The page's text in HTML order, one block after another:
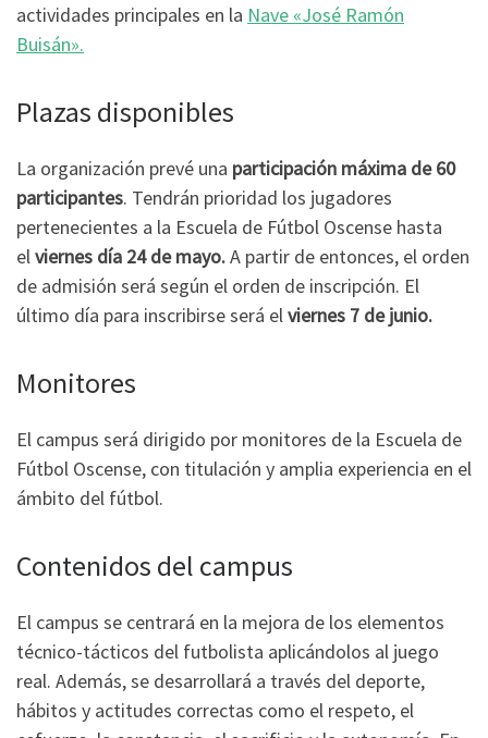
actividades principales en la Nave «José Ramón
Buisán».
Plazas disponibles
La organización prevé una participación máxima de 60
participantes. Tendrán prioridad los jugadores
pertenecientes a la Escuela de Fútbol Oscense hasta
elviernes día 24 de mayo.A partir de entonces, el orden
de admisión será según el orden de inscripción. El
último día para inscribirse será elviernes 7 de junio.
Monitores
El campus será dirigido por monitores de la Escuela de
Fútbol Oscense, con titulación y amplia experiencia en el
ámbito del fútbol.
Contenidos del campus
El campus se centrará en la mejora de los elementos
técnico-tácticos del futbolista aplicándolos al juego
real. Además, se desarrollará a través del deporte,
hábitos y actitudes correctas como el respeto, el